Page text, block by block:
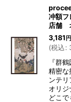
冲額
店舗
3,181円
(税込:
『群
精密な
ンテ
オリジ
どこ